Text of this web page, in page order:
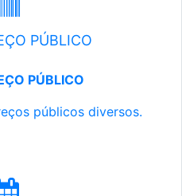
PÚBLICO
PÚBLICO
públicos diversos.